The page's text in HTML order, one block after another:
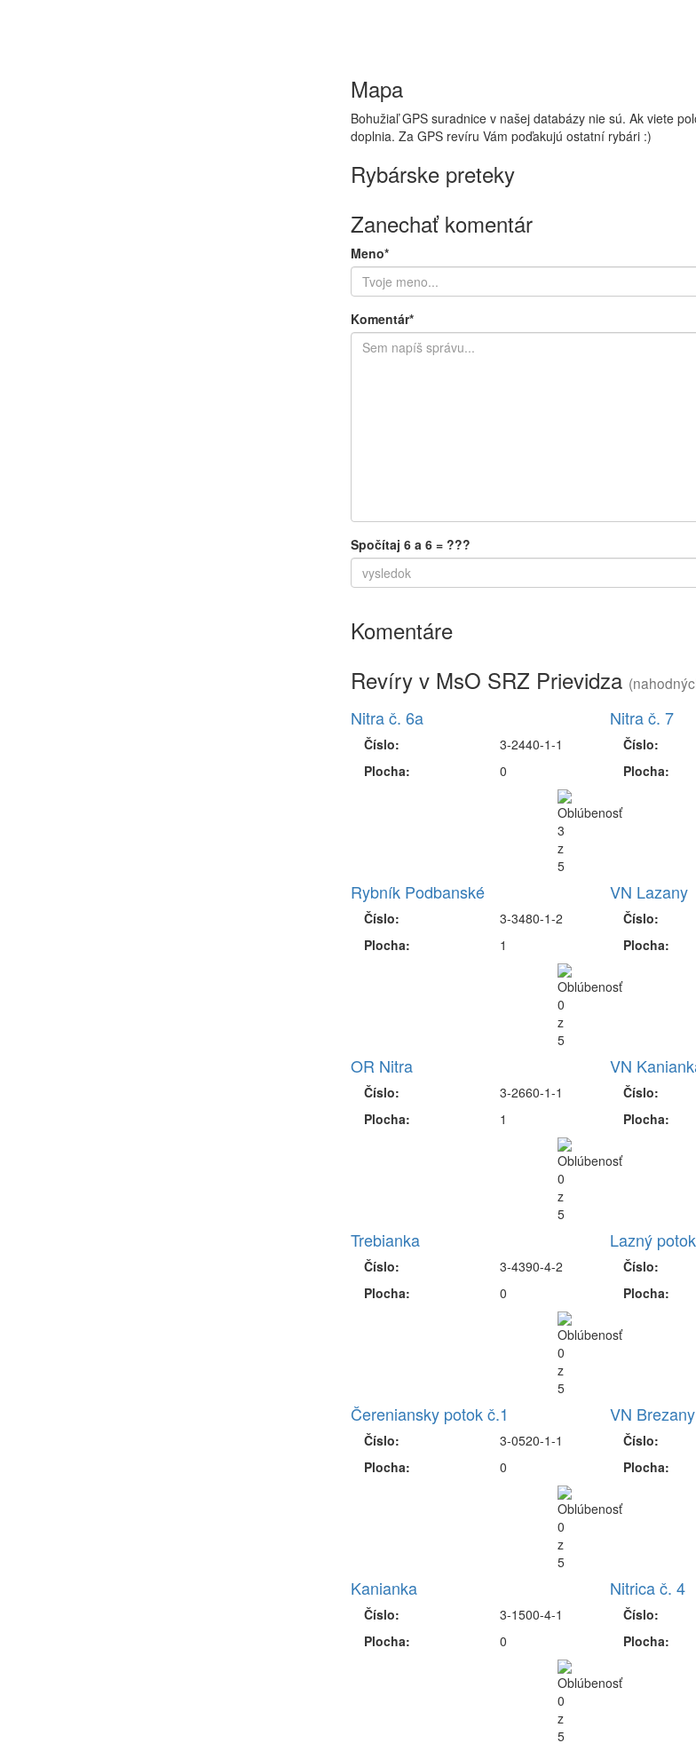
Mapa
Bohužiaľ GPS suradnice v našej databázy nie sú. Ak viete
doplnia. Za GPS revíru Vám poďakujú ostatní rybári :)
Rybárske preteky
Zanechať komentár
Meno*
Komentár*
Spočítaj 6 a 6 = ???
Komentáre
Revíry v MsO SRZ Prievidza
Nitra č. 6a
Číslo:
Plocha:
3-2440-1-1
0
Nitra č. 7
Číslo:
Plocha:
Rybník Podbanské
Číslo:
Plocha:
3-3480-1-2
1
VN Lazany
Číslo:
Plocha:
OR Nitra
Číslo:
Plocha:
3-2660-1-1
1
VN
Číslo:
Plocha:
Trebianka
Číslo:
Plocha:
3-4390-4-2
0
Lazný potok
Číslo:
Plocha:
Čereniansky potok č.1
Číslo:
Plocha:
3-0520-1-1
0
VN Brezany
Číslo:
Plocha:
Kanianka
Číslo:
Plocha:
3-1500-4-1
0
Nitrica č. 4
Číslo:
Plocha: